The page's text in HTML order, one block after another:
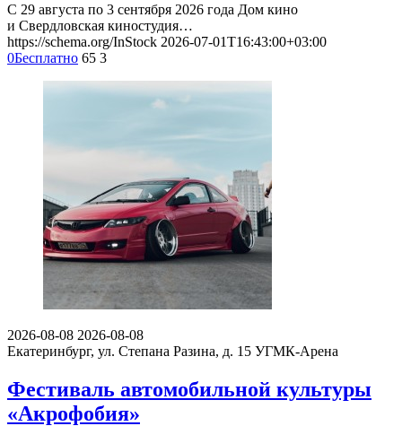
С 29 августа по 3 сентября 2026 года Дом кино
и Свердловская киностудия…
https://schema.org/InStock 2026-07-01T16:43:00+03:00
0Бесплатно 65 3
2026-08-08 2026-08-08
Екатеринбург, ул. Степана Разина, д. 15 УГМК-Арена
Фестиваль автомобильной культуры
«Акрофобия»